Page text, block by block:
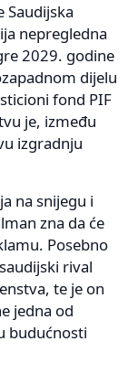
Saudijska
nepregledna
2029. godine
dijelu
fond PIF
je, između
izgradnju
na snijegu i
zna da će
Posebno
rival
te je on
jedna od
budućnosti